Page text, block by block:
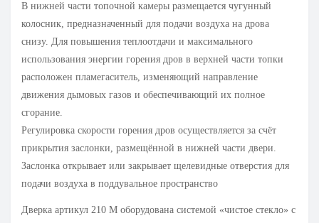
В нижней части топочной камеры размещается чугунный
колосник, предназначенный для подачи воздуха на дрова
снизу. Для повышения теплоотдачи и максимального
использования энергии горения дров в верхней части топки
расположен пламегаситель, изменяющий направление
движения дымовых газов и обеспечивающий их полное
сгорание.
Регулировка скорости горения дров осуществляется за счёт
прикрытия заслонки, размещённой в нижней части двери.
Заслонка открывает или закрывает щелевидные отверстия для
подачи воздуха в поддувальное пространство
Дверка артикул 210 М оборудована системой «чистое стекло» с